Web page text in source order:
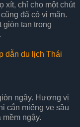
xít, chỉ cho một chút
đã có vị mặn.
giòn tan trong
dẫn du lịch Thái
ngậy. Hương vị
cắn miếng ve sầu
ngậy.